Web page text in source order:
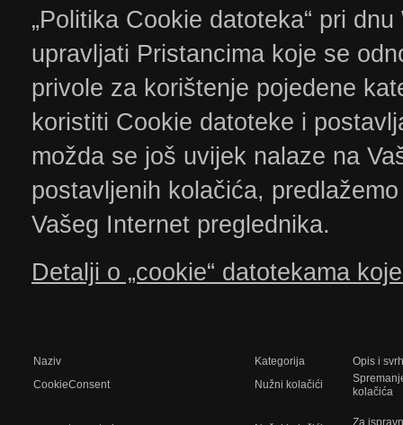
„Politika Cookie datoteka“ pri
upravljati Pristancima koje se
privole za korištenje pojedene
koristiti Cookie datoteke i
možda se još uvijek nalaze na
postavljenih kolačića,
Vašeg Internet preglednika.
Detalji o „cookie“ datotekama
Naziv Kategorija
Opis i
CookieConsent
Nužni kolačići
kolačića
Za